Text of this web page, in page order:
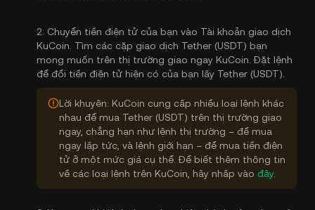
2. Chuyển tiền điện tử của bạn vào Tài khoản giao dịch
KuCoin. Tìm các cặp giao dịch Tether (USDT) bạn
mong muốn trên thị trường giao ngay KuCoin. Đặt lệnh
để đổi tiền điện tử hiện có của bạn lấy Tether (USDT).
Lời khuyên: KuCoin cung cấp nhiều loại lệnh khác
nhau để mua Tether (USDT) trên thị trường giao
ngay, chẳng hạn như lệnh thị trường – để mua
ngay lập tức, và lệnh giới hạn – để mua tiền điện
tử ở một mức giá cụ thể. Để biết thêm thông tin
về các loại lệnh trên KuCoin, hãy nhấp vào đây.